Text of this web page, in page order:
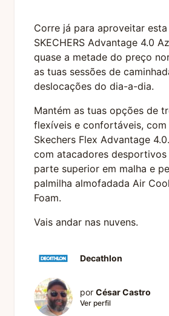
Corre já para aproveitar
SKECHERS Advantage 4.0
quase a metade do preço
as tuas sessões de
deslocações do dia-a-dia.
Mantém as tuas opções de
flexíveis e confortáveis,
Skechers Flex Advantage
com atacadores desportivos
parte superior em malha e
palmilha almofadada Air
Foam.
Vais andar nas nuvens.
Decathlon
por César Castro
Ver perfil